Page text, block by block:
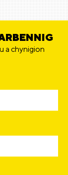
a chynigion